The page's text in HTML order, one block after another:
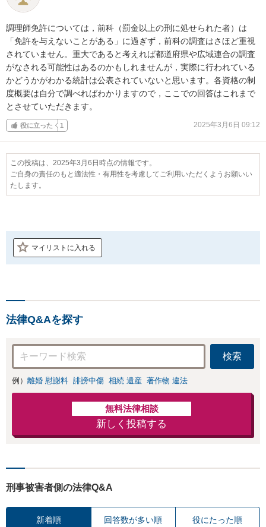
調理師免許については，前科（罰金以上の刑に処せられた者）は
「免許を与えないことがある」に過ぎず，前科の調査はさほど重視
されていません。重大であると考えれば都道府県や広域連合の調査
がなされる可能性はあるのかもしれませんが，実際に行われている
かどうかがわかる統計は公表されていないと思います。各資格の制
度概要は自分で調べればわかりますので，ここでの回答はこれまで
とさせていただきます。
役に立った 1 2025年3月6日 09:12
この投稿は、2025年3月6日時点の情報です。
ご自身の責任のもと適法性・有用性を考慮してご利用いただくようお願いい
たします。
マイリストに入れる
法律Q&Aを探す
検索
例） 離婚 慰謝料 誹謗中傷 相続 遺産 著作物 違法
無料法律相談
新しく投稿する
刑事被害者側の法律Q&A
新着順 回答数が多い順 役にたった順